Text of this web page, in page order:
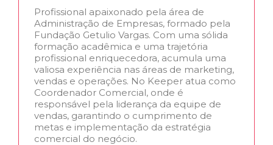
Profissional apaixonado pela área de
Administração de Empresas, formado pela
Fundação Getulio Vargas. Com uma sólida
formação acadêmica e uma trajetória
profissional enriquecedora, acumula uma
valiosa experiência nas áreas de marketing,
vendas e operações. No Keeper atua como
Coordenador Comercial, onde é
responsável pela liderança da equipe de
vendas, garantindo o cumprimento de
metas e implementação da estratégia
comercial do negócio.